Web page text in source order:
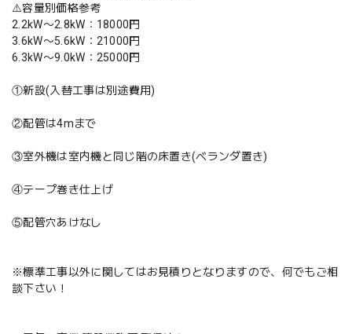
⚠️容量別価格参考
2.2kW〜2.8kW：18000円
3.6kW〜5.6kW：21000円
6.3kW〜9.0kW：25000円
①新設(入替工事は別途費用)
②配管は4mまで
③室外機は室内機と同じ階の床置き(ベランダ置き)
④テープ巻き仕上げ
⑤配管穴あけなし
※標準工事以外に関してはお見積りとなりますので、何でもご相
談下さい！